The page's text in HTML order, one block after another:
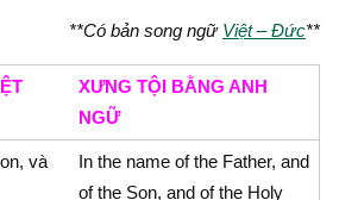
**Có bản song ngữ Việt – Đức**
XƯNG TỘI BẰNG ANH
NGỮ
và
In the name of the Father, and
of the Son, and of the Holy